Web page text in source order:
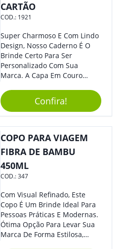
CARTÃO
COD.: 1921
Super Charmoso E Com Lindo
Design, Nosso Caderno É O
Brinde Certo Para Ser
Personalizado Com Sua
Marca. A Capa Em Couro
Elástico Permite Maior
Segurança Ao Carregá-Lo.
Ofereça A Seus Clientes E
Colaboradores, Sem Dúvidas
Eles Irão Adorar.
Confira!
COPO PARA VIAGEM
FIBRA DE BAMBU
450ML
COD.:347
Com Visual Refinado, Este
Copo É Um Brinde Ideal Para
Pessoas Práticas E Modernas.
Ótima Opção Para Levar Sua
Marca De Forma Estilosa,